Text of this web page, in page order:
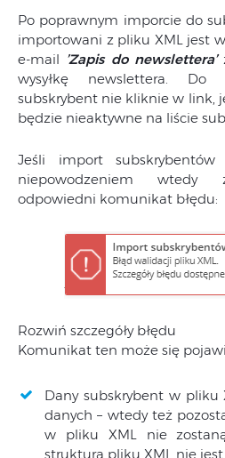
Po poprawnym imporcie do
importowani z pliku XML jest
e-mail ’Zapis do newslettera’
wysyłkę newslettera.
subskrybent nie kliknie w link,
będzie nieaktywne na liście
Jeśli import
niepowodzeniem wtedy
odpowiedni komunikat błędu:
Rozwiń szczegóły błędu
Komunikat ten może się
Dany subskrybent w pliku
danych – wtedy też
w pliku XML nie
struktura pliku XML nie